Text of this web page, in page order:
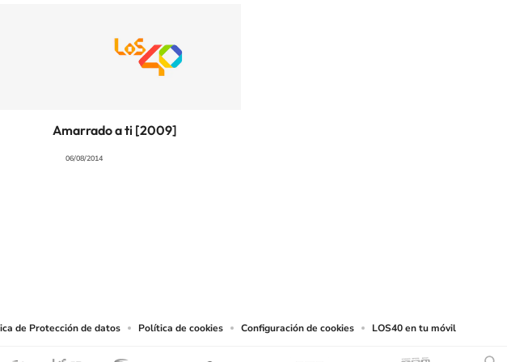
Amarrado a ti [2009]
06/08/2014
de Protección de datos Política de cookies Configuración de cookies LOS40 en tu móvil